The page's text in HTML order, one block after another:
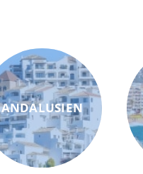
ANDALUSIEN